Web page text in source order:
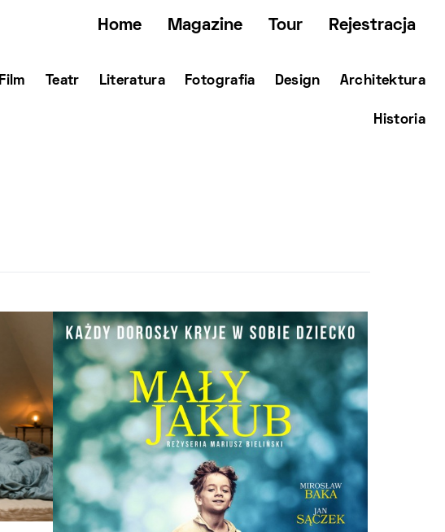
Home Magazine Tour Rejestracja
Film Teatr Literatura Fotografia Design Architektura
Historia